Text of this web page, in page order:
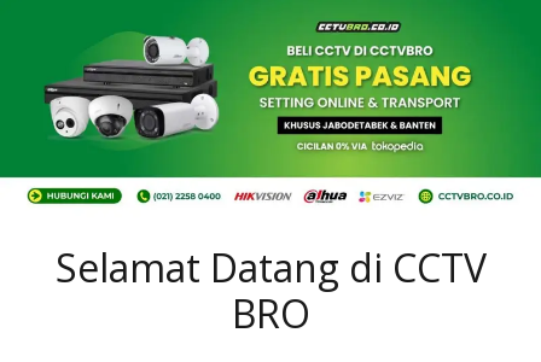
Selamat Datang di CCTV
BRO